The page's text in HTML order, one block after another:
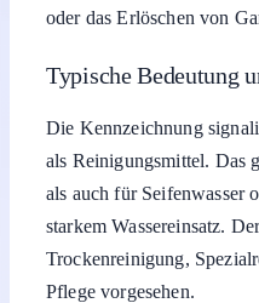
oder das Erlöschen von
Typische Bedeutung
Die Kennzeichnung
als Reinigungsmittel. Das
als auch für Seifenwasser
starkem Wassereinsatz.
Trockenreinigung,
Pflege vorgesehen.